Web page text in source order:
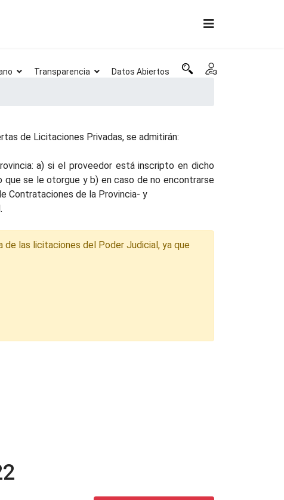
Transparencia Datos Abiertos
de Licitaciones Privadas, se admitirán:
a) si el proveedor está inscripto en dicho
se le otorgue y b) en caso de no encontrarse
Contrataciones de la Provincia- y
las licitaciones del Poder Judicial, ya que